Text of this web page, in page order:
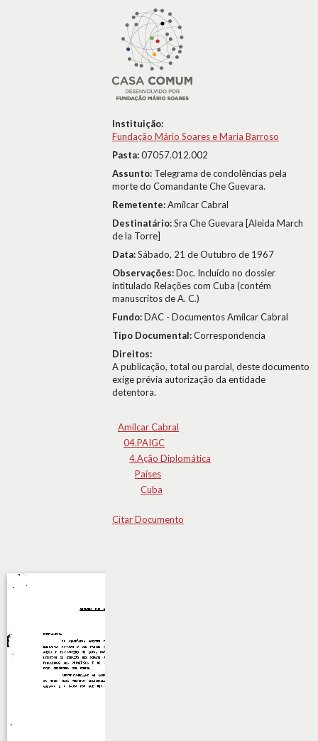
Instituição:
Fundação Mário Soares e Maria Barroso
Pasta:07057.012.002
Assunto: Telegrama de condolências pela
morte do Comandante Che Guevara.
Remetente:Amílcar Cabral
Destinatário:Sra Che Guevara [Aleida March
de la Torre]
Data:Sábado, 21 de Outubro de 1967
Observações:Doc. Incluído no dossier
intitulado Relações com Cuba (contém
manuscritos de A. C.)
Fundo:DAC - Documentos Amílcar Cabral
Tipo Documental:Correspondencia
Direitos:
A publicação, total ou parcial, deste documento
exige prévia autorização da entidade
detentora.
Amílcar Cabral
04.PAIGC
4.Ação Diplomática
Países
Cuba
Citar Documento